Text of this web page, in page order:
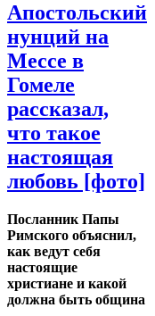
Апостольский
нунций на
Мессе в
Гомеле
рассказал,
что такое
настоящая
любовь [фото]
Посланник Папы
Римского объяснил,
как ведут себя
настоящие
христиане и какой
должна быть община